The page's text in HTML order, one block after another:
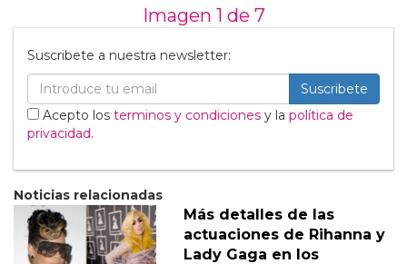
Imagen 1 de 7
Suscribete a nuestra newsletter:
Suscribete
Acepto los terminos y condiciones y la política de
privacidad.
Noticias relacionadas
Más detalles de las
actuaciones de Rihanna y
Lady Gaga en los